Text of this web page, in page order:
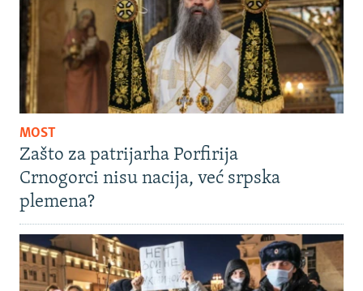
MOST
Zašto za patrijarha Porfirija
Crnogorci nisu nacija, već srpska
plemena?